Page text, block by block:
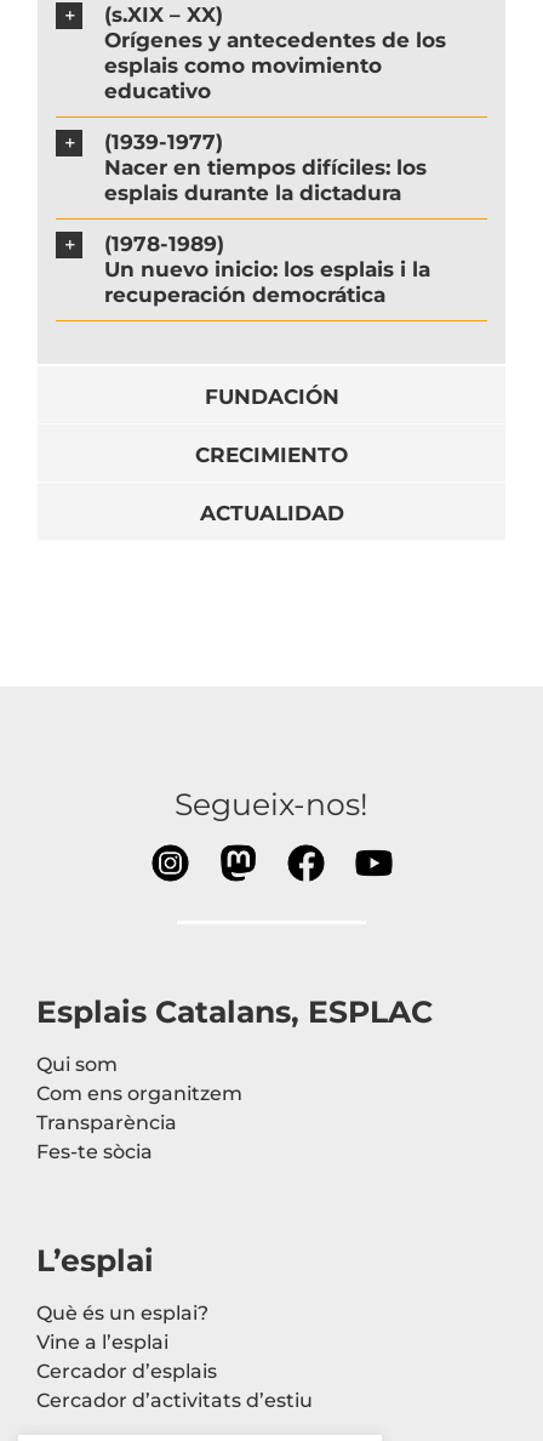
(s.XIX – XX)
Orígenes y antecedentes de los
esplais como movimiento
educativo
(1939-1977)
Nacer en tiempos difíciles: los
esplais durante la dictadura
(1978-1989)
Un nuevo inicio: los esplais i la
recuperación democrática
FUNDACIÓN
CRECIMIENTO
ACTUALIDAD
Segueix-nos!
Esplais Catalans, ESPLAC
Qui som
Com ens organitzem
Transparència
Fes-te sòcia
L’esplai
Què és un esplai?
Vine a l’esplai
Cercador d’esplais
Cercador d’activitats d’estiu